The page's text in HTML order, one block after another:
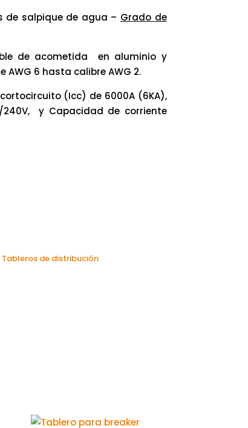
de salpique de agua – Grado de
de acometida en aluminio y
AWG 6 hasta calibre AWG 2.
(Icc) de 6000A (6KA),
240V, y Capacidad de corriente
Tableros de distribución